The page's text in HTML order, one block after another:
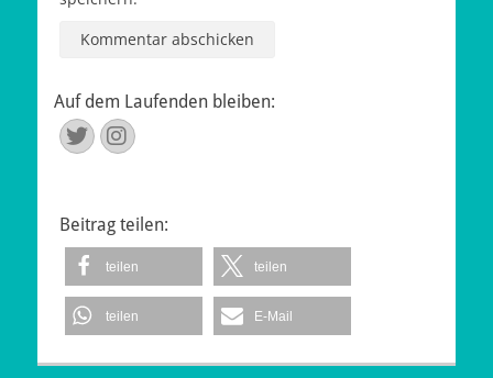
Auf dem Laufenden bleiben:
Twitter
Instagram
Beitrag teilen:
teilen teilen
teilen E-Mail